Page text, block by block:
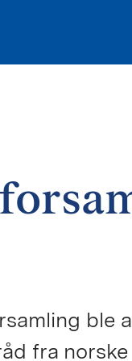
ble
fra